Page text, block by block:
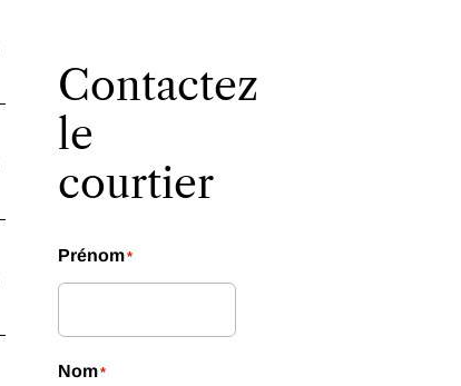
Contactez
le
courtier
Prénom*
Nom*